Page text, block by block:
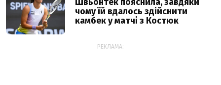
чому їй вдалось здійснити
камбек у матчі з Костюк
РЕКЛАМА: